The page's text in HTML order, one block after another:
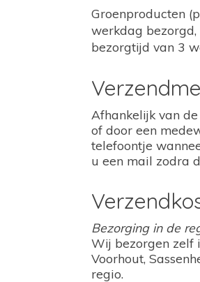
Groenproducten
werkdag
bezorgtijd van 3
Afhankelijk van
of door een
telefoontje
u een mail zodra
Bezorging in de
Wij bezorgen zelf
Voorhout,
regio.